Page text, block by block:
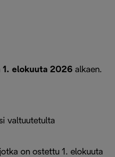
1. elokuuta 2026 alkaen.
valtuutetulta
on ostettu 1. elokuuta